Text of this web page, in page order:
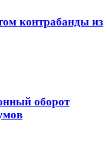
контрабанды из
оборот